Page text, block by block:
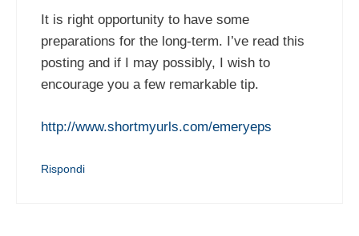
It is right opportunity to have some
preparations for the long-term. I’ve read this
posting and if I may possibly, I wish to
encourage you a few remarkable tip.
http://www.shortmyurls.com/emeryeps
Rispondi